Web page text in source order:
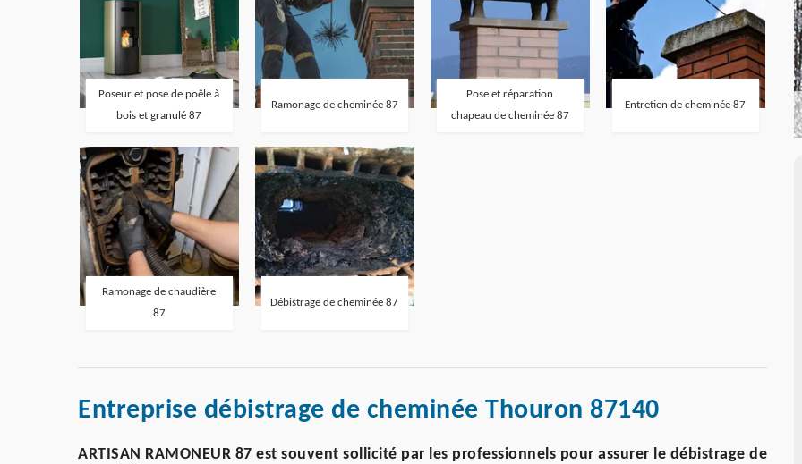
Poseur et pose de poêle à
bois et granulé 87
Ramonage de cheminée 87
Pose et réparation
chapeau de cheminée 87
Entretien de cheminée 87
Ramonage de chaudière
87
Débistrage de cheminée 87
Entreprise débistrage de cheminée Thouron 87140
ARTISAN RAMONEUR 87 est souvent sollicité par les professionnels pour assurer le débistrage de